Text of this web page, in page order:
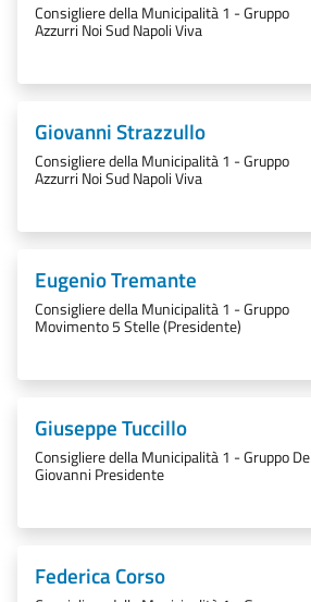
Consigliere della Municipalità 1 - Gruppo
Azzurri Noi Sud Napoli Viva
Giovanni Strazzullo
Consigliere della Municipalità 1 - Gruppo
Azzurri Noi Sud Napoli Viva
Eugenio Tremante
Consigliere della Municipalità 1 - Gruppo
Movimento 5 Stelle (Presidente)
Giuseppe Tuccillo
Consigliere della Municipalità 1 - Gruppo De
Giovanni Presidente
Federica Corso